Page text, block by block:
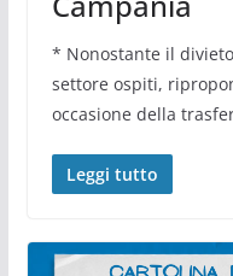
* Nonostante il
settore ospiti,
occasione della
Leggi tutto